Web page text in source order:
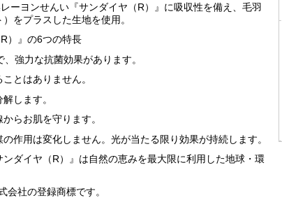
ーヨンせんい『サンダイヤ（R）』に吸収性を備え、毛羽
をプラスした生地を使用。
）』の6つの特長
強力な抗菌効果があります。
とはありません。
します。
らお肌を守ります。
作用は変化しません。光が当たる限り効果が持続します。
ダイヤ（R）』は自然の恵みを最大限に利用した地球・環
会社の登録商標です。